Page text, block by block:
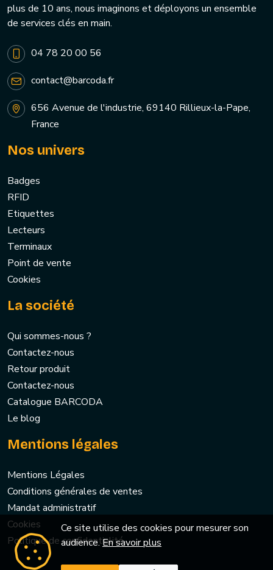
plus de 10 ans, nous imaginons et déployons un ensemble
de services clés en main.
04 78 20 00 56
contact@barcoda.fr
656 Avenue de l'industrie, 69140 Rillieux-la-Pape,
France
Nos univers
Badges
RFID
Etiquettes
Lecteurs
Terminaux
Point de vente
Cookies
La société
Qui sommes-nous ?
Contactez-nous
Retour produit
Contactez-nous
Catalogue BARCODA
Le blog
Mentions légales
Mentions Légales
Conditions générales de ventes
Mandat administratif
Cookies
Politique de confidentialité
Ce site utilise des cookies pour mesurer son
audience.En savoir plus